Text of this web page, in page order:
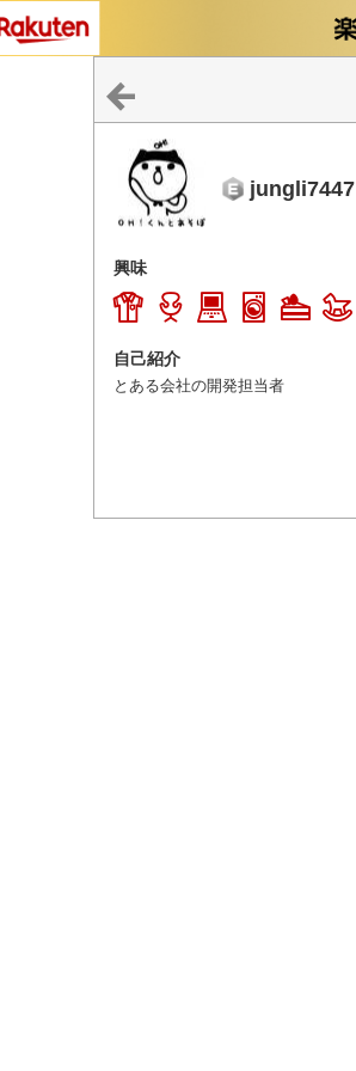
jungli7447
興味
自己紹介
とある会社の開発担当者